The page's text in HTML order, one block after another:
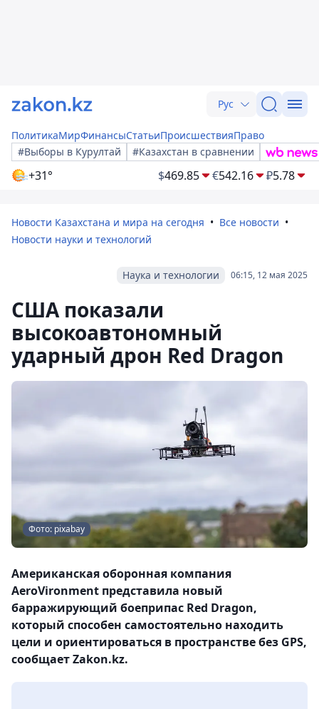
Рус
ПолитикаМирФинансыСтатьиПроисшествияПраво
#Выборы в Курултай
#Казахстан в сравнении
+31° $469.85 €542.16 ₽5.78
Новости Казахстана и мира на сегодня
Все новости
Новости науки и технологий
06:15, 12 мая 2025
Наука и технологии
США показали
высокоавтономный
ударный дрон Red Dragon
Фото: pixabay
Американская оборонная компания
AeroVironment представила новый
барражирующий боеприпас Red Dragon,
который способен самостоятельно находить
цели и ориентироваться в пространстве без GPS,
сообщает Zakon.kz.